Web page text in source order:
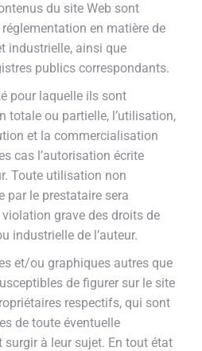
du site Web sont
en matière de
industrielle, ainsi que
publics correspondants.
pour laquelle ils sont
totale ou partielle, l’utilisation,
et la commercialisation
cas l’autorisation écrite
Toute utilisation non
par le prestataire sera
grave des droits de
industrielle de l’auteur.
et/ou graphiques autres que
de figurer sur le site
respectifs, qui sont
de toute éventuelle
à leur sujet. En tout état